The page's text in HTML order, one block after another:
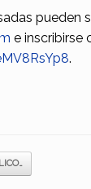
e inscribirse
.